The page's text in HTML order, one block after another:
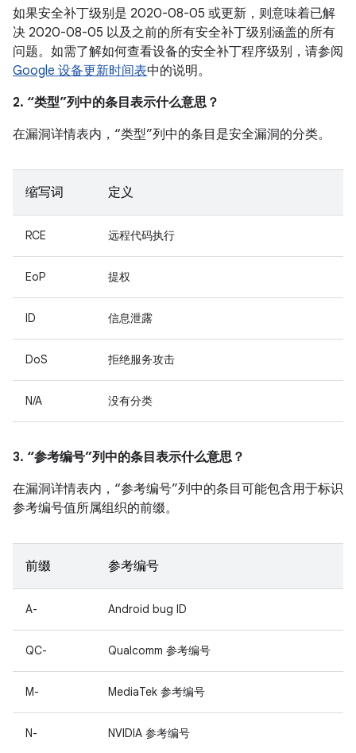
如果安全补丁级别是 2020-08-05 或更新，则意味着已解
决 2020-08-05 以及之前的所有安全补丁级别涵盖的所有
问题。如需了解如何查看设备的安全补丁程序级别，请参阅
Google 设备更新时间表中的说明。
2. “类型”列中的条目表示什么意思？
在漏洞详情表内，“类型”列中的条目是安全漏洞的分类。
缩写词 定义
RCE 远程代码执行
EoP 提权
ID 信息泄露
DoS 拒绝服务攻击
N/A 没有分类
3. “参考编号”列中的条目表示什么意思？
在漏洞详情表内，“参考编号”列中的条目可能包含用于标识
参考编号值所属组织的前缀。
前缀 参考编号
A- Android bug ID
QC- Qualcomm 参考编号
M- MediaTek 参考编号
N- NVIDIA 参考编号